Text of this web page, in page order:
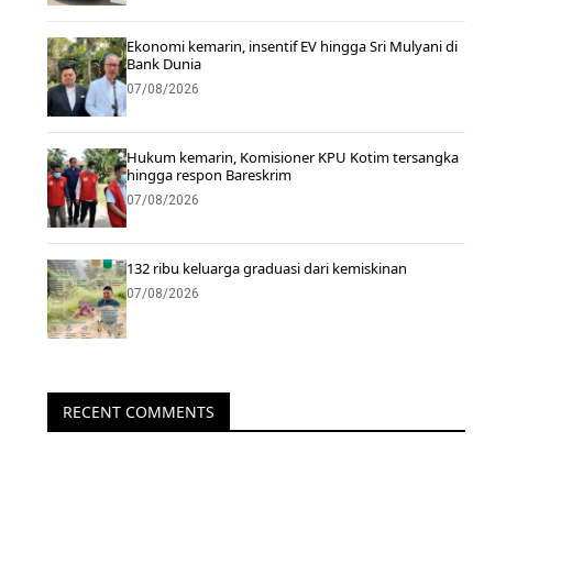
Ekonomi kemarin, insentif EV hingga Sri Mulyani di
Bank Dunia
07/08/2026
Hukum kemarin, Komisioner KPU Kotim tersangka
hingga respon Bareskrim
07/08/2026
132 ribu keluarga graduasi dari kemiskinan
07/08/2026
RECENT COMMENTS